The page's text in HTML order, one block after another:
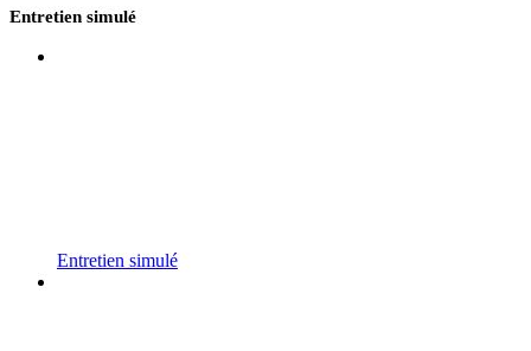
Entretien simulé
Entretien simulé